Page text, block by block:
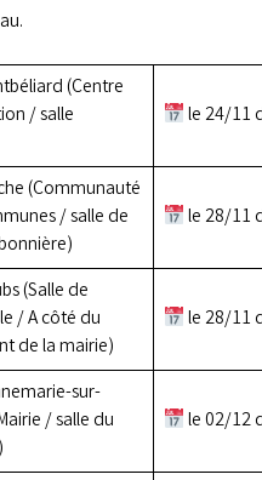
(Centre
/ salle
le 24/11
(Communauté
/ salle de
le 28/11
(Salle de
/ A côté du
de la mairie)
le 28/11
sur-
/ salle du
le 02/12